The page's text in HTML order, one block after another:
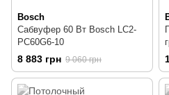
Bosch
Сабвуфер 60 Вт Bosch LC2-
PC60G6-10
8 883 грн 9 060 грн